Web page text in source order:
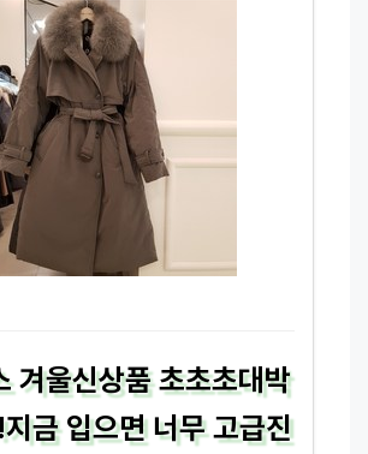
겨울신상품 초초초대박
금 입으면 너무 고급진